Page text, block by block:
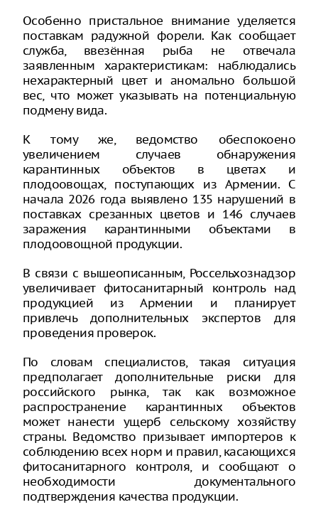
Особенно пристальное внимание уделяется
поставкам радужной форели. Как сообщает
служба, ввезённая рыба не отвечала
заявленным характеристикам: наблюдались
нехарактерный цвет и аномально большой
вес, что может указывать на потенциальную
подмену вида.
К тому же, ведомство обеспокоено
увеличением случаев обнаружения
карантинных объектов в цветах и
плодоовощах, поступающих из Армении. С
начала 2026 года выявлено 135 нарушений в
поставках срезанных цветов и 146 случаев
заражения карантинными объектами в
плодоовощной продукции.
В связи с вышеописанным, Россельхознадзор
увеличивает фитосанитарный контроль над
продукцией из Армении и планирует
привлечь дополнительных экспертов для
проведения проверок.
По словам специалистов, такая ситуация
предполагает дополнительные риски для
российского рынка, так как возможное
распространение карантинных объектов
может нанести ущерб сельскому хозяйству
страны. Ведомство призывает импортеров к
соблюдению всех норм и правил, касающихся
фитосанитарного контроля, и сообщают о
необходимости документального
подтверждения качества продукции.